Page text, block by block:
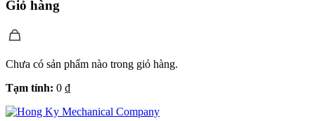
Giỏ hàng
Chưa có sản phẩm nào trong giỏ hàng.
Tạm tính: 0 ₫